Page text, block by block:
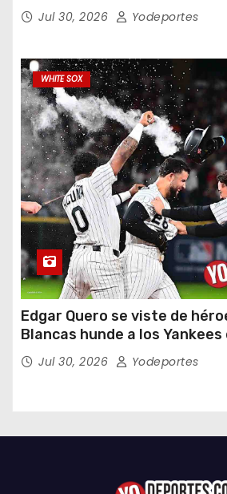
Jul 30, 2026 Yodeportes
WHITE SOX
Edgar Quero se viste de
Blancas hunde a los Yankees
en doce entradas
Jul 30, 2026 Yodeportes